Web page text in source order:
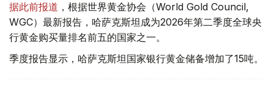
据此前报道 ，根据世界黄金协会（World Gold Council,
WGC）最新报告，哈萨克斯坦成为2026年第二季度全球央
行黄金购买量排名前五的国家之一。
季度报告显示，哈萨克斯坦国家银行黄金储备增加了15吨。